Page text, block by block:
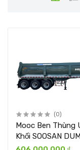
(0)
Mooc Ben Thùng
Khối SOOSAN
250A-2